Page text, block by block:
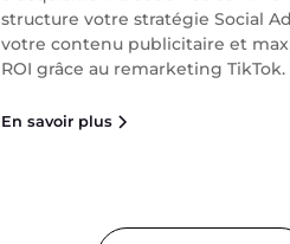
structure votre stratégie Social
votre contenu publicitaire et
ROI grâce au remarketing TikTok.
En savoir plus